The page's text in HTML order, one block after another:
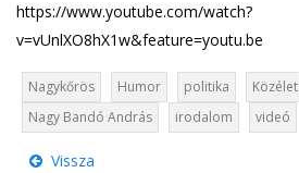
https://www.youtube.com/watch?
v=vUnlXO8hX1w&feature=youtu.be
Nagykőrös Humor politika Közélet
Nagy Bandó András
irodalom videó
Vissza